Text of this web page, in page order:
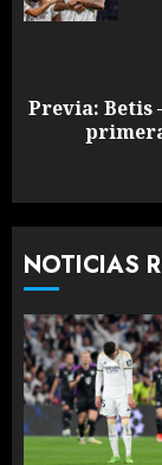
Siguiente
Previa: Betis
NOTICIAS